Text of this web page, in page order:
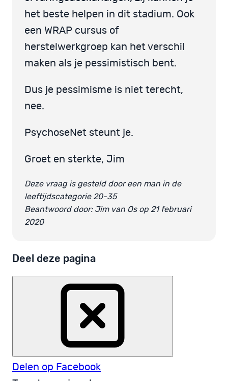
het beste helpen in dit stadium. Ook
een WRAP cursus of
herstelwerkgroep kan het verschil
maken als je pessimistisch bent.
Dus je pessimisme is niet terecht,
nee.
PsychoseNet steunt je.
Groet en sterkte, Jim
Deze vraag is gesteld door een man in de
leeftijdscategorie 20-35
Beantwoord door: Jim van Os op 21 februari
2020
Deel deze pagina
Delen op Facebook